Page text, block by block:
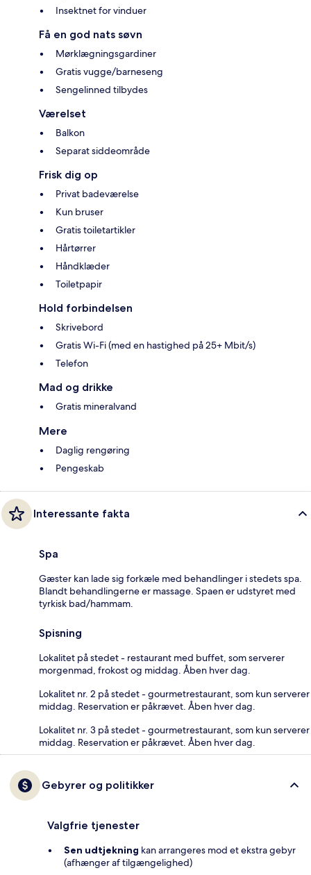
Insektnet for vinduer
Få en god nats søvn
Mørklægningsgardiner
Gratis vugge/barneseng
Sengelinned tilbydes
Værelset
Balkon
Separat siddeområde
Frisk dig op
Privat badeværelse
Kun bruser
Gratis toiletartikler
Hårtørrer
Håndklæder
Toiletpapir
Hold forbindelsen
Skrivebord
Gratis Wi-Fi (med en hastighed på 25+ Mbit/s)
Telefon
Mad og drikke
Gratis mineralvand
Mere
Daglig rengøring
Pengeskab
Interessante fakta
Spa
Gæster kan lade sig forkæle med behandlinger i stedets spa.
Blandt behandlingerne er massage. Spaen er udstyret med
tyrkisk bad/hammam.
Spisning
Lokalitet på stedet - restaurant med buffet, som serverer
morgenmad, frokost og middag. Åben hver dag.
Lokalitet nr. 2 på stedet - gourmetrestaurant, som kun serverer
middag. Reservation er påkrævet. Åben hver dag.
Lokalitet nr. 3 på stedet - gourmetrestaurant, som kun serverer
middag. Reservation er påkrævet. Åben hver dag.
Gebyrer og politikker
Valgfrie tjenester
Sen udtjekning kan arrangeres mod et ekstra gebyr
(afhænger af tilgængelighed)